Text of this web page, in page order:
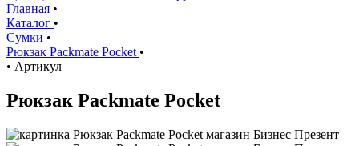
Главная •
Каталог •
Сумки •
Рюкзак Packmate Pocket •
• Артикул
Рюкзак Packmate Pocket